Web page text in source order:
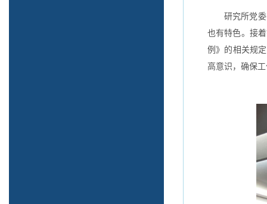
研究所党
也有特色。接
例》的相关规
高意识，确保